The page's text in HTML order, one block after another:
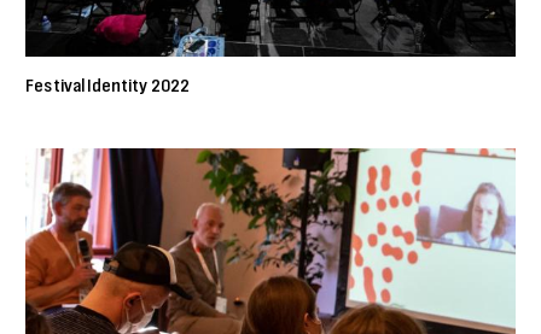
Festival Identity 2022